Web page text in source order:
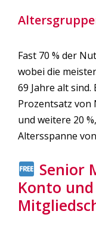
Fast 70 % der
wobei die
69 Jahre alt
Prozentsatz von
und weitere 20
Altersspanne
Senior
Konto